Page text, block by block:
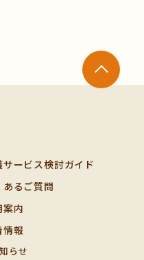
サービス検討ガイド
あるご質問
案内
情報
らせ